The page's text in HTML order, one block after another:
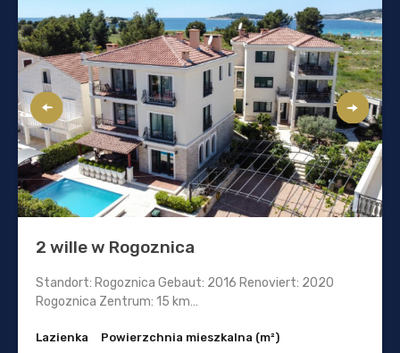
2 wille w Rogoznica
Standort: Rogoznica Gebaut: 2016 Renoviert: 2020
Rogoznica Zentrum: 15 km…
Lazienka
Powierzchnia mieszkalna (m²)